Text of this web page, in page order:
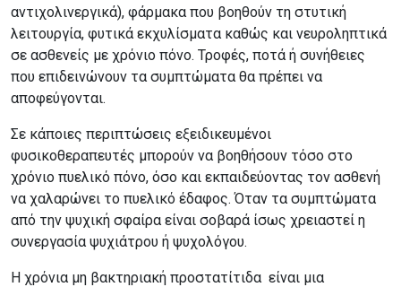
αντιχολινεργικά), φάρμακα που βοηθούν τη στυτική
λειτουργία, φυτικά εκχυλίσματα καθώς και νευροληπτικά
σε ασθενείς με χρόνιο πόνο. Τροφές, ποτά ή συνήθειες
που επιδεινώνουν τα συμπτώματα θα πρέπει να
αποφεύγονται.
Σε κάποιες περιπτώσεις εξειδικευμένοι
φυσικοθεραπευτές μπορούν να βοηθήσουν τόσο στο
χρόνιο πυελικό πόνο, όσο και εκπαιδεύοντας τον ασθενή
να χαλαρώνει το πυελικό έδαφος. Όταν τα συμπτώματα
από την ψυχική σφαίρα είναι σοβαρά ίσως χρειαστεί η
συνεργασία ψυχιάτρου ή ψυχολόγου.
Η χρόνια μη βακτηριακή προστατίτιδα είναι μια